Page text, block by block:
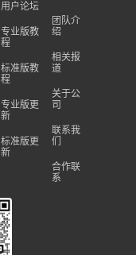
用户论坛
专业版教
程
标准版教
程
专业版更
新
标准版更
新
团队介
绍
相关报
道
关于公
司
联系我
们
合作联
系